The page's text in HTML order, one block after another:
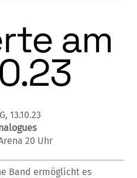
am
13.10.23
20 Uhr
Band ermöglicht es